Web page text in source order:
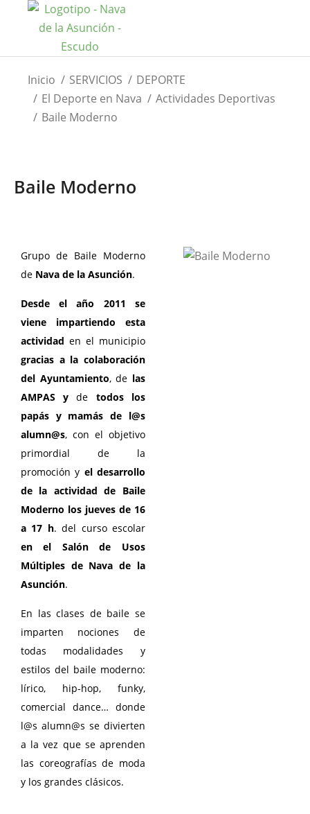
Estás aquí:
Inicio SERVICIOS
DEPORTE
El Deporte en Nava
Actividades Deportivas
Baile Moderno
Baile Moderno
Grupo de Baile Moderno
de Nava de la Asunción.
Desde el año 2011 se
viene impartiendo esta
actividad en el municipio
gracias a la colaboración
del Ayuntamiento, de las
AMPAS
y de todos los
papás y mamás de l@s
alumn@s, con el objetivo
primordial de la
promoción y el desarrollo
de la actividad de Baile
Moderno los jueves de 16
a 17 h. del curso escolar
en el Salón de Usos
Múltiples de Nava de la
Asunción.
En las clases de baile se
imparten nociones de
todas modalidades y
estilos del baile moderno:
lírico, hip-hop, funky,
comercial dance… donde
l@s alumn@s se divierten
a la vez que se aprenden
las coreografías de moda
y los grandes clásicos.